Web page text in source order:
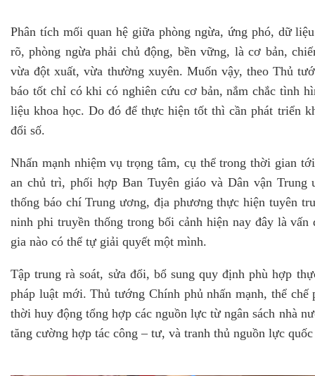
Phân tích mối quan hệ giữa phòng ngừa, ứng phó, dữ
rõ, phòng ngừa phải chủ động, bền vững, là cơ bản,
vừa đột xuất, vừa thường xuyên. Muốn vậy, theo Thủ
báo tốt chỉ có khi có nghiên cứu cơ bản, nắm chắc tình
liệu khoa học. Do đó để thực hiện tốt thì cần phát triển
đổi số.
Nhấn mạnh nhiệm vụ trọng tâm, cụ thể trong thời gian
an chủ trì, phối hợp Ban Tuyên giáo và Dân vận
thống báo chí Trung ương, địa phương thực hiện tuyên
ninh phi truyền thống trong bối cảnh hiện nay đây là
gia nào có thể tự giải quyết một mình.
Tập trung rà soát, sửa đổi, bổ sung quy định phù hợp
pháp luật mới. Thủ tướng Chính phủ nhấn mạnh, thể
thời huy động tổng hợp các nguồn lực từ ngân sách nhà
tăng cường hợp tác công – tư, và tranh thủ nguồn lực